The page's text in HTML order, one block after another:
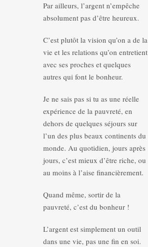
Par ailleurs, l’argent n’empêche
absolument pas d’être heureux.
C’est plutôt la vision qu’on a de la
vie et les relations qu’on entretient
avec ses proches et quelques
autres qui font le bonheur.
Je ne sais pas si tu as une réelle
expérience de la pauvreté, en
dehors de quelques séjours sur
l’un des plus beaux continents du
monde. Au quotidien, jours après
jours, c’est mieux d’être riche, ou
au moins à l’aise financièrement.
Quand même, sortir de la
pauvreté, c’est du bonheur !
L’argent est simplement un outil
dans une vie, pas une fin en soi.